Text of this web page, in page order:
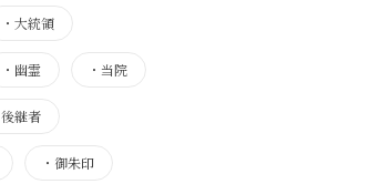
・ 大統領
・ 幽霊 ・ 当院
後継者
・ 御朱印